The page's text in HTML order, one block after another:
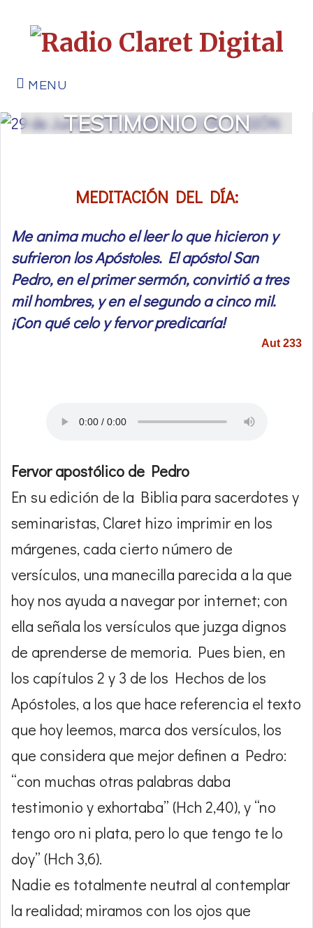
MENU
TESTIMONIO CON
MEDITACIÓN DEL DÍA:
Me anima mucho el leer lo que hicieron y
sufrieron los Apóstoles. El apóstol San
Pedro, en el primer sermón, convirtió a tres
mil hombres, y en el segundo a cinco mil.
¡Con qué celo y fervor predicaría!
Aut 233
Fervor apostólico de Pedro
En su edición de la Biblia para sacerdotes y
seminaristas, Claret hizo imprimir en los
márgenes, cada cierto número de
versículos, una manecilla parecida a la que
hoy nos ayuda a navegar por internet; con
ella señala los versículos que juzga dignos
de aprenderse de memoria. Pues bien, en
los capítulos 2 y 3 de los Hechos de los
Apóstoles, a los que hace referencia el texto
que hoy leemos, marca dos versículos, los
que considera que mejor definen a Pedro:
“con muchas otras palabras daba
testimonio y exhortaba” (Hch 2,40), y “no
tengo oro ni plata, pero lo que tengo te lo
doy” (Hch 3,6).
Nadie es totalmente neutral al contemplar
la realidad; miramos con los ojos que